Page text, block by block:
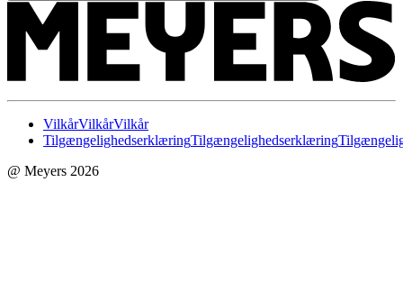
VilkårVilkårVilkår
TilgængelighedserklæringTilgængelighedserklæring
@ Meyers 2026